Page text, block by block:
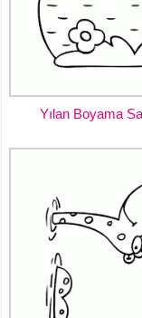
Yılan Boyama